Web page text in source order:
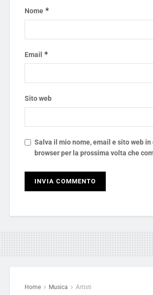
Nome *
Email *
Sito web
Salva il mio nome, email e sito web in
browser per la prossima volta che
Home Musica Artisti